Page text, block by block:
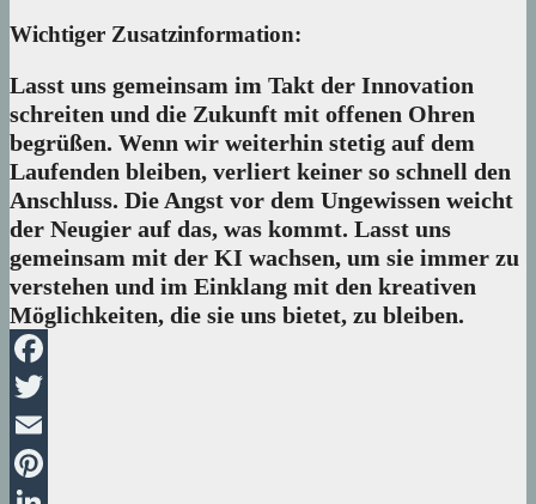
Wichtiger Zusatzinformation:
Lasst uns gemeinsam im Takt der Innovation
schreiten und die Zukunft mit offenen Ohren
begrüßen. Wenn wir weiterhin stetig auf dem
Laufenden bleiben, verliert keiner so schnell den
Anschluss. Die Angst vor dem Ungewissen weicht
der Neugier auf das, was kommt. Lasst uns
gemeinsam mit der KI wachsen, um sie immer zu
verstehen und im Einklang mit den kreativen
Möglichkeiten, die sie uns bietet, zu bleiben.
Facebook
Twitter
Email